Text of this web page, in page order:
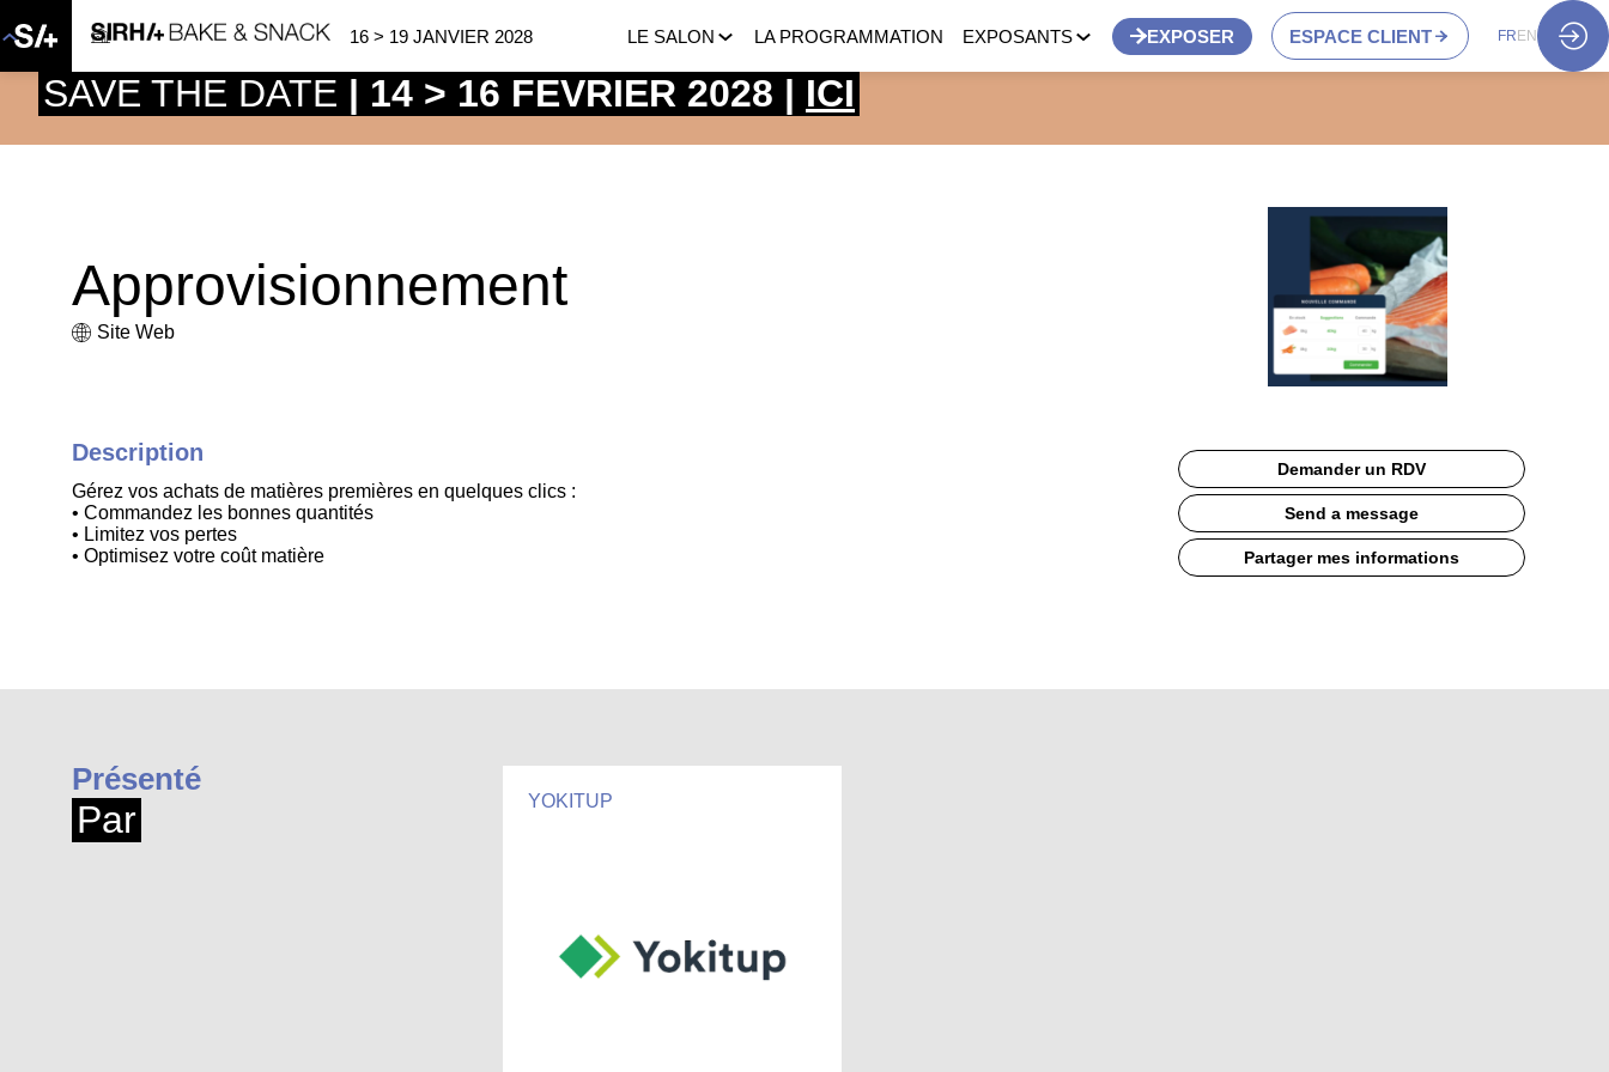
16 > 19 JANVIER 2028 LE SALON LA PROGRAMMATION EXPOSANTS EXPOSER ESPACE CLIENT FR EN
Approvisionnement
Site Web
Demander un RDV
Send a message
Partager mes informations
Description
Gérez vos achats de matières premières en quelques clics :
• Commandez les bonnes quantités
• Limitez vos pertes
• Optimisez votre coût matière
Présenté
Par YOKITUP
SAVE THE DATE | 14 > 16 FEVRIER 2028 | ICI